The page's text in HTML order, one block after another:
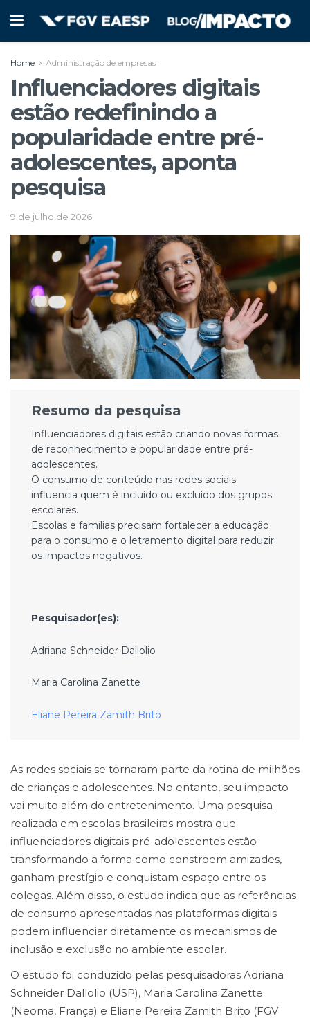
Home Administração de empresas
Influenciadores digitais
estão redefinindo a
popularidade entre pré-
adolescentes, aponta
pesquisa
9 de julho de 2026
Resumo da pesquisa
Influenciadores digitais estão criando novas formas
de reconhecimento e popularidade entre pré-
adolescentes.
O consumo de conteúdo nas redes sociais
influencia quem é incluído ou excluído dos grupos
escolares.
Escolas e famílias precisam fortalecer a educação
para o consumo e o letramento digital para reduzir
os impactos negativos.
Pesquisador(es):
Adriana Schneider Dallolio
Maria Carolina Zanette
Eliane Pereira Zamith Brito
As redes sociais se tornaram parte da rotina de milhões
de crianças e adolescentes. No entanto, seu impacto
vai muito além do entretenimento. Uma pesquisa
realizada em escolas brasileiras mostra que
influenciadores digitais pré-adolescentes estão
transformando a forma como constroem amizades,
ganham prestígio e conquistam espaço entre os
colegas. Além disso, o estudo indica que as referências
de consumo apresentadas nas plataformas digitais
podem influenciar diretamente os mecanismos de
inclusão e exclusão no ambiente escolar.
O estudo foi conduzido pelas pesquisadoras Adriana
Schneider Dallolio (USP), Maria Carolina Zanette
(Neoma, França) e Eliane Pereira Zamith Brito (FGV